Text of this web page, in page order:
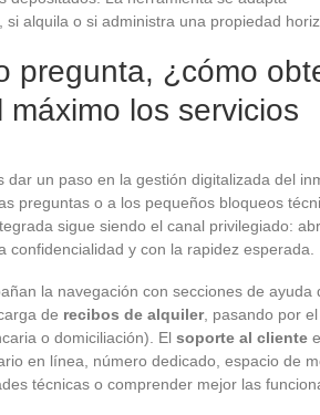
alquila o si administra una propiedad
pregunta, ¿cómo
los servicios
dar un paso en la gestión digitalizada del
preguntas o a los pequeños bloqueos
sigue siendo el canal privilegiado:
confidencialidad y con la rapidez esperada.
la navegación con secciones de ayuda
de recibos de alquiler, pasando por el
o domiciliación). El soporte al cliente
en línea, número dedicado, espacio de
técnicas o comprender mejor las